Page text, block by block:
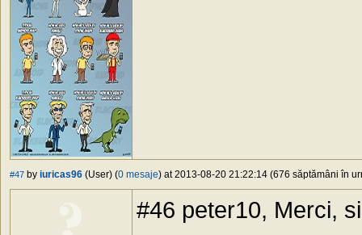
#47 by iuricas96 (User) (0 mesaje) at 2013-08-20 21:22:14 (676 săptămâni în
#46 peter10, Merci,